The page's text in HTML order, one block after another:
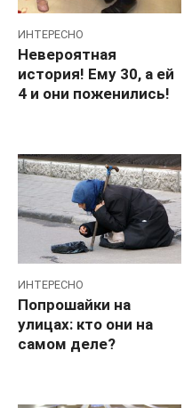
ИНТЕРЕСНО
Невероятная
история! Ему 30, а ей
4 и они поженились!
ИНТЕРЕСНО
Попрошайки на
улицах: кто они на
самом деле?